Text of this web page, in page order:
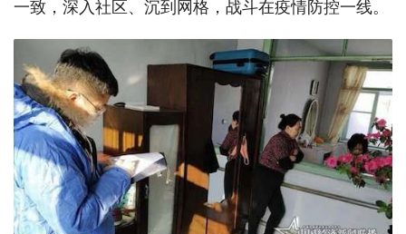
一致，深入社区、沉到网格，战斗在疫情防控一线。